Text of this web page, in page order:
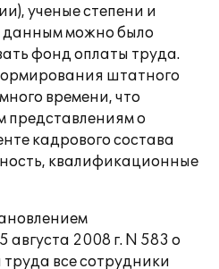
ученые степени и
данным можно было
фонд оплаты труда.
штатного
времени, что
представлениям о
кадрового состава
квалификационные
августа 2008 г. N 583 о
все сотрудники